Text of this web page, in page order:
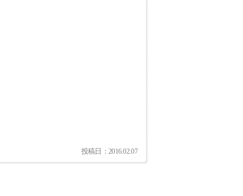
投稿日：2016.02.07